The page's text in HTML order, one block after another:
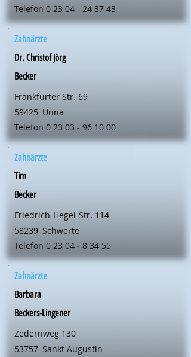
Telefon 0 23 04 - 24 37 43
Zahnärzte
Dr. Christof Jörg
Becker
Frankfurter Str. 69
59425 Unna
Telefon 0 23 03 - 96 10 00
Zahnärzte
Tim
Becker
Friedrich-Hegel-Str. 114
58239 Schwerte
Telefon 0 23 04 - 8 34 55
Zahnärzte
Barbara
Beckers-Lingener
Zedernweg 130
53757 Sankt Augustin